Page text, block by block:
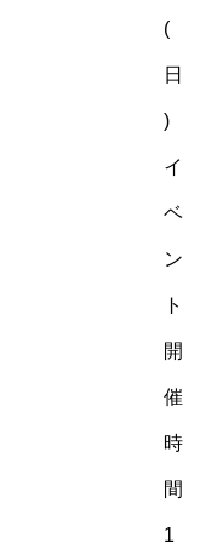
(
日
)
イ
ベ
ン
ト
開
催
時
間
1